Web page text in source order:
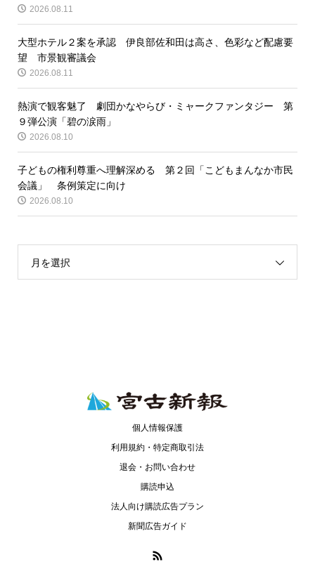
2026.08.11
大型ホテル２案を承認 伊良部佐和田は高さ、色彩など配慮要
望 市景観審議会
2026.08.11
熱演で観客魅了 劇団かなやらび・ミャークファンタジー 第
９弾公演「碧の涙雨」
2026.08.10
子どもの権利尊重へ理解深める 第２回「こどもまんなか市民
会議」 条例策定に向け
2026.08.10
月を選択
個人情報保護
利用規約・特定商取引法
退会・お問い合わせ
購読申込
法人向け購読広告プラン
新聞広告ガイド